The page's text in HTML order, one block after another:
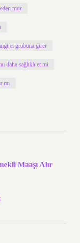
mor
et grubuna girer
daha sağlıklı et mi
mı
Maaşı Alır